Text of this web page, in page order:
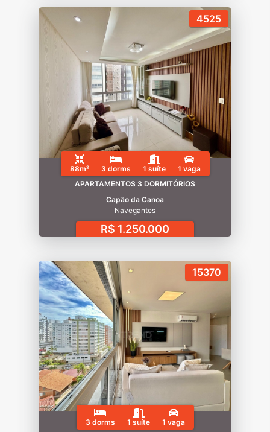
4525
88m² 3 dorms 1 suíte
1 vaga
APARTAMENTOS 3 DORMITÓRIOS
Capão da Canoa
Navegantes
R$ 1.250.000
15370
3 dorms 1 suíte
1 vaga